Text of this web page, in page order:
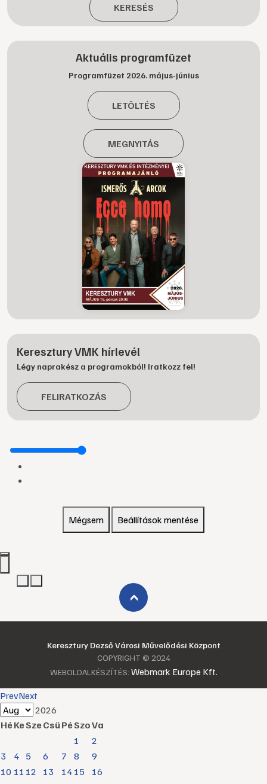
KERESÉS
Aktuális programfüzet
Programfüzet 2026. május-június
LETÖLTÉS
MEGNYITÁS
Keresztury VMK hírlevél
Légy naprakész a programokból! Iratkozz fel!
FELIRATKOZÁS
Mégsem Beállítások mentése
›
Keresztury Dezső Városi Művelődési Központ
COPYRIGHT © 2024
WEBOLDALKÉSZÍTÉS: Webmark Europe Kft.
PrevNext
2026
HéKeSzeCsüPéSzoVa
1
2
3
4 5 6 7 8
9
10 11 12 13 14 15
16